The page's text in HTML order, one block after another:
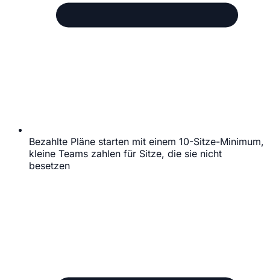
Bezahlte Pläne starten mit einem 10-Sitze-Minimum,
kleine Teams zahlen für Sitze, die sie nicht
besetzen